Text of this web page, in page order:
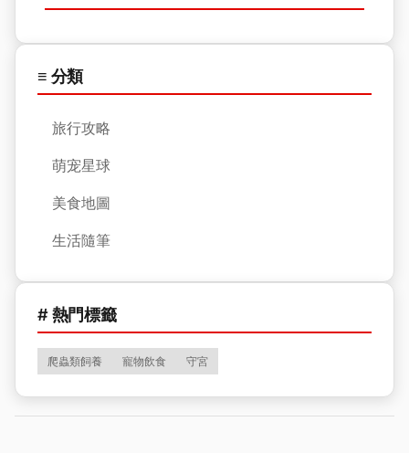
≡ 分類
旅行攻略
萌宠星球
美食地圖
生活隨筆
# 熱門標籤
爬蟲類飼養 寵物飲食 守宮